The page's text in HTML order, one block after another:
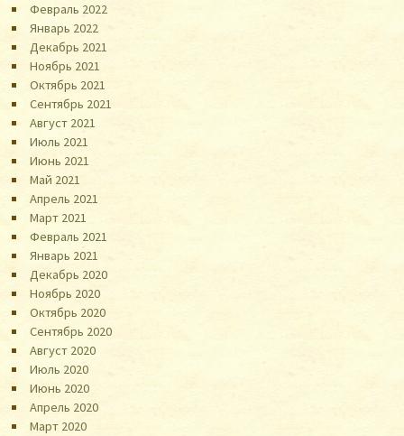
Февраль 2022
Январь 2022
Декабрь 2021
Ноябрь 2021
Октябрь 2021
Сентябрь 2021
Август 2021
Июль 2021
Июнь 2021
Май 2021
Апрель 2021
Март 2021
Февраль 2021
Январь 2021
Декабрь 2020
Ноябрь 2020
Октябрь 2020
Сентябрь 2020
Август 2020
Июль 2020
Июнь 2020
Апрель 2020
Март 2020